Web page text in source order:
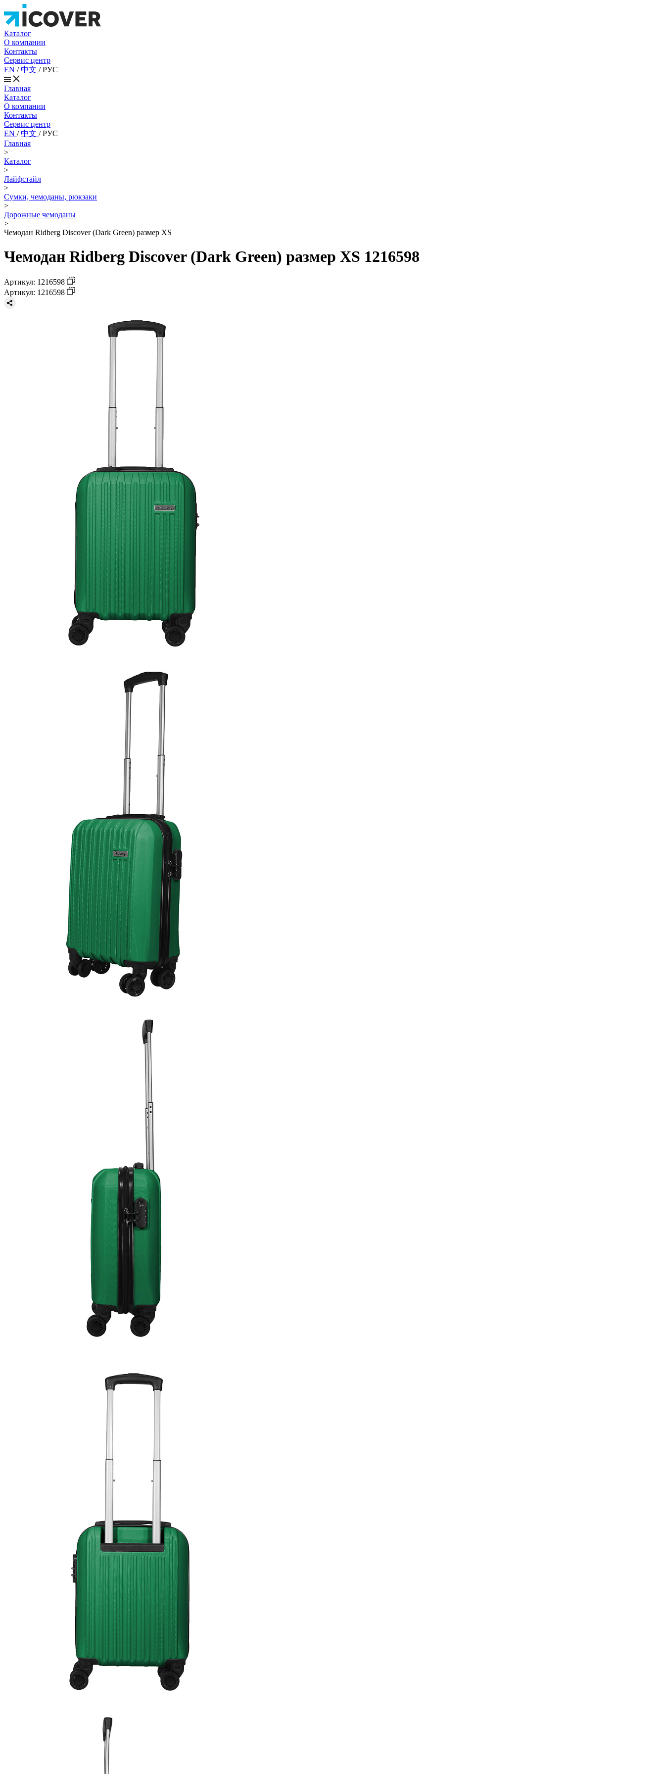
Каталог
О компании
Контакты
Сервис центр
EN /中文 /РУС
Главная
Каталог
О компании
Контакты
Сервис центр
EN /中文 /РУС
Главная
>
Каталог
>
Лайфстайл
>
Сумки, чемоданы, рюкзаки
>
Дорожные чемоданы
>
Чемодан Ridberg Discover (Dark Green) размер XS
Чемодан Ridberg Discover (Dark Green) размер XS 1216598
Артикул: 1216598
Артикул: 1216598